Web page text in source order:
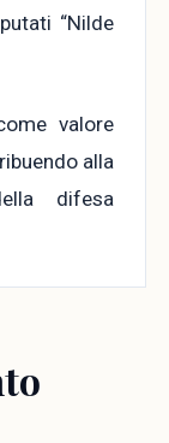
“Nilde
valore
alla
difesa